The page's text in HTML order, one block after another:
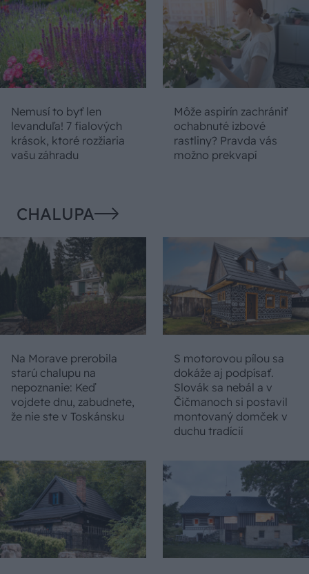
Nemusí to byť len
levanduľa! 7 fialových
krások, ktoré rozžiaria
vašu záhradu
Môže aspirín zachrániť
ochabnuté izbové
rastliny? Pravda vás
možno prekvapí
CHALUPA
Na Morave prerobila
starú chalupu na
nepoznanie: Keď
vojdete dnu, zabudnete,
že nie ste v Toskánsku
S motorovou pílou sa
dokáže aj podpísať.
Slovák sa nebál a v
Čičmanoch si postavil
montovaný domček v
duchu tradícií